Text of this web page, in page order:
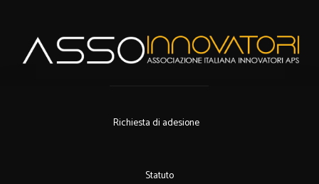
Richiesta di adesione
Statuto